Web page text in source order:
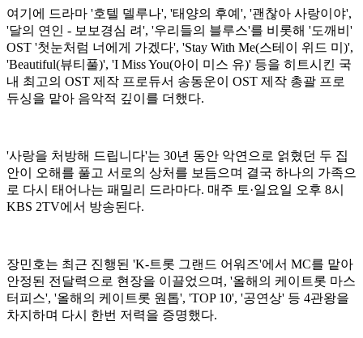
여기에 드라마 '호텔 델루나', '태양의 후예', '괜찮아 사랑이야',
'달의 연인 - 보보경심 려', '우리들의 블루스'를 비롯해 '도깨비'
OST '첫눈처럼 너에게 가겠다', 'Stay With Me(스테이 위드 미)',
'Beautiful(뷰티풀)', 'I Miss You(아이 미스 유)' 등을 히트시킨 국
내 최고의 OST 제작 프로듀서 송동운이 OST 제작 총괄 프로
듀싱을 맡아 음악적 깊이를 더했다.
'사랑을 처방해 드립니다'는 30년 동안 악연으로 얽혔던 두 집
안이 오해를 풀고 서로의 상처를 보듬으며 결국 하나의 가족으
로 다시 태어나는 패밀리 드라마다. 매주 토·일요일 오후 8시
KBS 2TV에서 방송된다.
장민호는 최근 진행된 'K-트롯 그랜드 어워즈'에서 MC를 맡아
안정된 전달력으로 현장을 이끌었으며, '올해의 케이트롯 마스
터피스', '올해의 케이트롯 원톱', 'TOP 10', '공연상' 등 4관왕을
차지하며 다시 한번 저력을 증명했다.